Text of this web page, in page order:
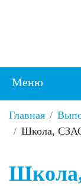
Меню
Главная
Школа,